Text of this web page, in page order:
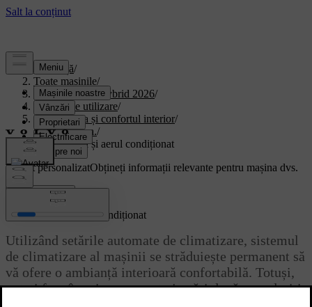
Asistență/
Toate mașinile/
XC90 Plug-in Hybrid 2026/
Manual de utilizare/
Climatizarea și confortul interior/
climatizarea./
Temperatura și aerul condiționat
Suport personalizatObțineți informații relevante pentru mașina dvs.
Conectează-te
Temperatura și aerul condiționat
Utilizând setările automate de climatizare, sistemul
de climatizare al mașinii se străduiește permanent să
vă ofere o ambianță interioară confortabilă. Totuși,
puteți face în orice moment ajustări după cum doriți.